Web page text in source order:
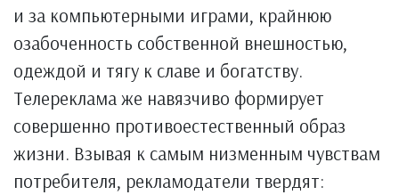
и за компьютерными играми, крайнюю
озабоченность собственной внешностью,
одеждой и тягу к славе и богатству.
Телереклама же навязчиво формирует
совершенно противоестественный образ
жизни. Взывая к самым низменным чувствам
потребителя, рекламодатели твердят: